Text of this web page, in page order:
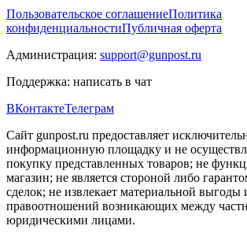
Пользовательское соглашениеПолитика
конфиденциальностиПубличная оферта
Администрация: support@gunpost.ru
Поддержка: написать в чат
ВКонтактеТелеграм
Сайт gunpost.ru предоставляет
информационную площадку и не
покупку представленных товаров; не
магазин; не является стороной либо
сделок; не извлекает материальной выгоды
правоотношений возникающих между
юридическими лицами.